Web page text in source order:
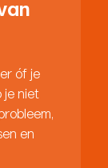
óf je
je niet
en